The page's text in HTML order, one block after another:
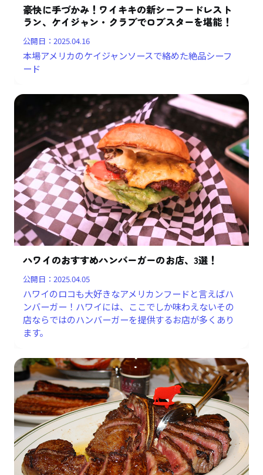
豪快に手づかみ！ワイキキの新シーフードレスト
ラン、ケイジャン・クラブでロブスターを堪能！
公開日：2025.04.16
本場アメリカのケイジャンソースで絡めた絶品シーフ
ード
ハワイのおすすめハンバーガーのお店、3選！
公開日：2025.04.05
ハワイのロコも大好きなアメリカンフードと言えばハ
ンバーガー！ハワイには、ここでしか味わえないその
店ならではのハンバーガーを提供するお店が多くあり
ます。